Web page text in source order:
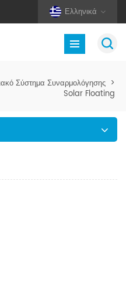
Ελληνικά
Σύστημα Συναρμολόγησης >
Solar Floating